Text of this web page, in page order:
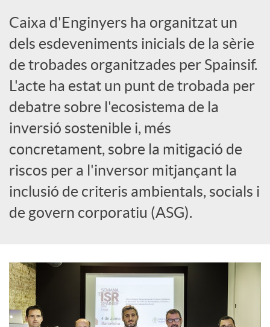
o
c
i
a
l
s
Caixa d'Enginyers ha organitzat un
dels esdeveniments inicials de la sèrie
de trobades organitzades per Spainsif.
L'acte ha estat un punt de trobada per
debatre sobre l'ecosistema de la
inversió sostenible i, més
concretament, sobre la mitigació de
riscos per a l'inversor mitjançant la
inclusió de criteris ambientals, socials i
de govern corporatiu (ASG).